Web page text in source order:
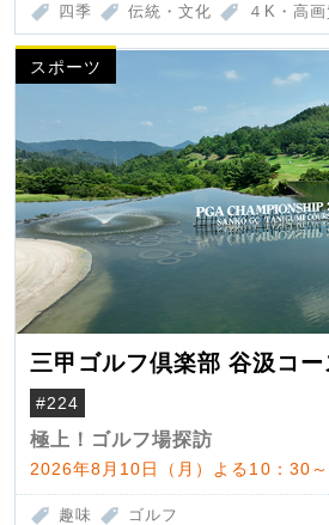
四季 伝統・文化 ４K・高画
スポーツ
三甲ゴルフ倶楽部 谷汲コ
#224
極上！ゴルフ場探訪
2026年8月10日（月）よる10：30
趣味 ゴルフ